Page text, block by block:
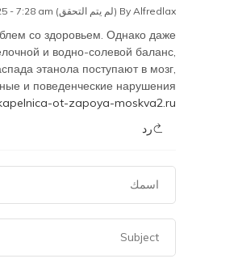
By Alfredlax (لم يتم التحقق)
со здоровьем. Однако даже
и водно-солевой баланс,
этанола поступают в мозг,
и поведенческие нарушения.
ot-zapoya-moskva2.ru/
رد